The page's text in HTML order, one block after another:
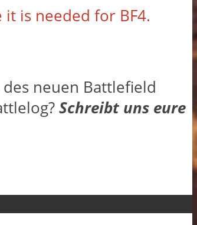
is needed for BF4.
neuen Battlefield
Schreibt uns eure